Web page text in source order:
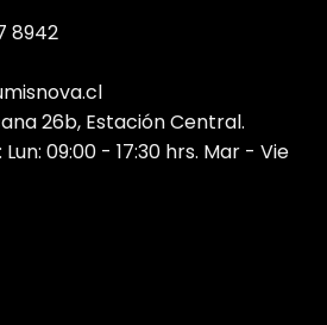
8942
26b, Estación Central.
09:00 - 17:30 hrs. Mar - Vie